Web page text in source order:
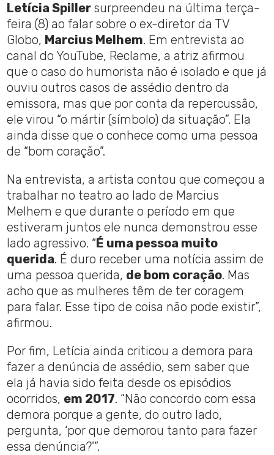
Letícia Spiller surpreendeu na última terça-
feira (8) ao falar sobre o ex-diretor da TV
Globo, Marcius Melhem. Em entrevista ao
canal do YouTube, Reclame, a atriz afirmou
que o caso do humorista não é isolado e que já
ouviu outros casos de assédio dentro da
emissora, mas que por conta da repercussão,
ele virou “o mártir (símbolo) da situação”. Ela
ainda disse que o conhece como uma pessoa
de “bom coração”.
Na entrevista, a artista contou que começou a
trabalhar no teatro ao lado de Marcius
Melhem e que durante o período em que
estiveram juntos ele nunca demonstrou esse
lado agressivo. “ É uma pessoa muito
querida. É duro receber uma notícia assim de
uma pessoa querida, de bom coração. Mas
acho que as mulheres têm de ter coragem
para falar. Esse tipo de coisa não pode existir”,
afirmou.
Por fim, Letícia ainda criticou a demora para
fazer a denúncia de assédio, sem saber que
ela já havia sido feita desde os episódios
ocorridos, em 2017. “Não concordo com essa
demora porque a gente, do outro lado,
pergunta, ‘por que demorou tanto para fazer
essa denúncia?'”.